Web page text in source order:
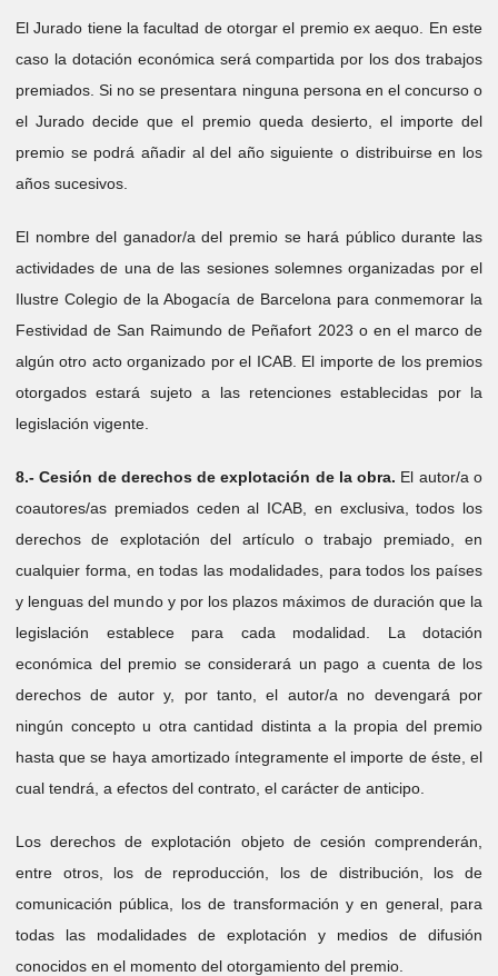
El Jurado tiene la facultad de otorgar el premio ex aequo. En este
caso la dotación económica será compartida por los dos trabajos
premiados. Si no se presentara ninguna persona en el concurso o
el Jurado decide que el premio queda desierto, el importe del
premio se podrá añadir al del año siguiente o distribuirse en los
años sucesivos.
El nombre del ganador/a del premio se hará público durante las
actividades de una de las sesiones solemnes organizadas por el
Ilustre Colegio de la Abogacía de Barcelona para conmemorar la
Festividad de San Raimundo de Peñafort 2023 o en el marco de
algún otro acto organizado por el ICAB. El importe de los premios
otorgados estará sujeto a las retenciones establecidas por la
legislación vigente.
8.- Cesión de derechos de explotación de la obra. El autor/a o
coautores/as premiados ceden al ICAB, en exclusiva, todos los
derechos de explotación del artículo o trabajo premiado, en
cualquier forma, en todas las modalidades, para todos los países
y lenguas del mundo y por los plazos máximos de duración que la
legislación establece para cada modalidad. La dotación
económica del premio se considerará un pago a cuenta de los
derechos de autor y, por tanto, el autor/a no devengará por
ningún concepto u otra cantidad distinta a la propia del premio
hasta que se haya amortizado íntegramente el importe de éste, el
cual tendrá, a efectos del contrato, el carácter de anticipo.
Los derechos de explotación objeto de cesión comprenderán,
entre otros, los de reproducción, los de distribución, los de
comunicación pública, los de transformación y en general, para
todas las modalidades de explotación y medios de difusión
conocidos en el momento del otorgamiento del premio.